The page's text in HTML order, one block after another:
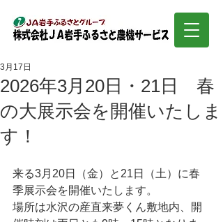
2026年3月20日・21日 春
の大展示会を開催いたしま
す！
3月17日
来る3月20日（金）と21日（土）に春
季展示会を開催いたします。
場所は水沢の産直来夢くん敷地内、開